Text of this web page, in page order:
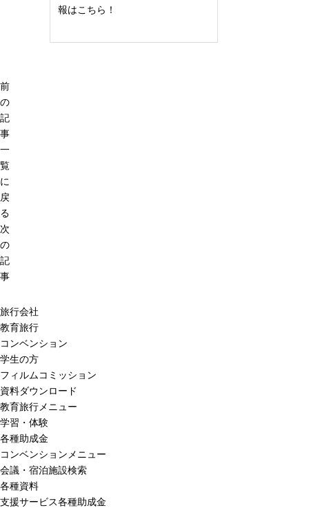
報はこちら！
前
の
記
事
一
覧
に
戻
る
次
の
記
事
旅行会社
教育旅行
コンベンション
学生の方
フィルムコミッション
資料ダウンロード
教育旅行メニュー
学習・体験
各種助成金
コンベンションメニュー
会議・宿泊施設検索
各種資料
支援サービス各種助成金